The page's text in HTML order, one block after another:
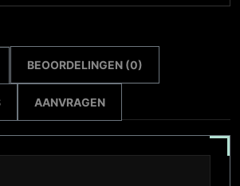
BEOORDELINGEN (0)
AANVRAGEN